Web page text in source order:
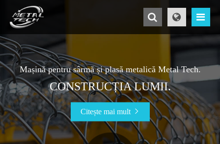
Mașină pentru sârmă și plasă metalică Metal Tech.
CONSTRUCȚIA LUMII.
Citește mai mult 